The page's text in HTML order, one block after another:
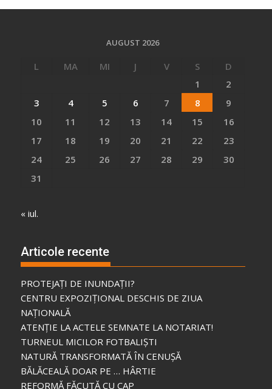
AUGUST 2026
L MA MI J V S
D
1
2
3
4 5 6 7 8
9
10
11 12 13 14 15
16
17
18 19 20 21 22
23
24
25 26 27 28 29
30
31
« iul.
Articole recente
PROTEJAȚI DE INUNDAȚII?
CENTRU EXPOZIȚIONAL DESCHIS DE ZIUA
NAȚIONALĂ
ATENȚIE LA ACTELE SEMNATE LA NOTARIAT!
TURNEUL MICILOR FOTBALIȘTI
NATURĂ TRANSFORMATĂ ÎN CENUȘĂ
BĂLĂCEALĂ DOAR PE … HÂRTIE
REFORMĂ FĂCUTĂ CU CAP